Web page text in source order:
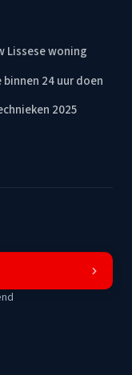
Lissese woning
24 uur doen
2025